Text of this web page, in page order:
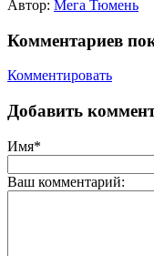
Автор: Мега Тюмень
Комментариев
Комментировать
Добавить
Имя*
Ваш комментарий: